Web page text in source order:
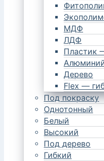
МДФ
ЛДФ
Пластик
Дерево
Flex —
Под покраску
Однотонный
Белый
Высокий
Под дерево
Гибкий